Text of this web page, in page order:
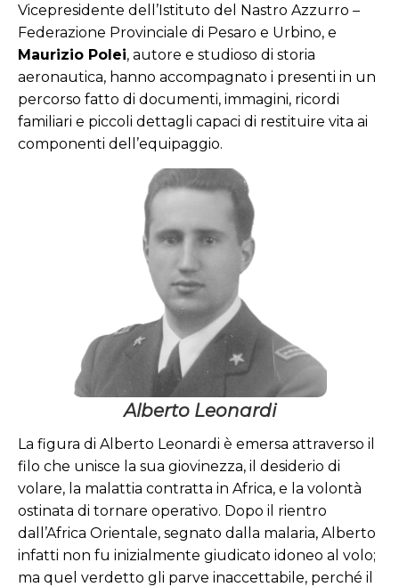
Vicepresidente dell’Istituto del Nastro Azzurro –
Federazione Provinciale di Pesaro e Urbino, e
Maurizio Polei, autore e studioso di storia
aeronautica, hanno accompagnato i presenti in un
percorso fatto di documenti, immagini, ricordi
familiari e piccoli dettagli capaci di restituire vita ai
componenti dell’equipaggio.
Alberto
Leonardi
Tenente Pilota
Medaglia d’Argento al Valor
Militare
Alberto Leonardi
La figura di Alberto Leonardi è emersa attraverso il
filo che unisce la sua giovinezza, il desiderio di
volare, la malattia contratta in Africa, e la volontà
ostinata di tornare operativo. Dopo il rientro
dall’Africa Orientale, segnato dalla malaria, Alberto
infatti non fu inizialmente giudicato idoneo al volo;
ma quel verdetto gli parve inaccettabile, perché il